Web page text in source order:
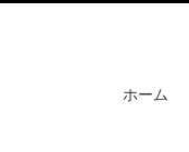
ホーム